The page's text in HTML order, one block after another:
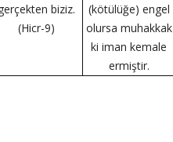
biziz.
(Hicr-9)
(kötülüğe) engel
olursa muhakkak
ki iman kemale
ermiştir.